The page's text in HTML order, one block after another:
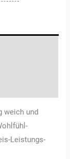
weich und
Leistungs-